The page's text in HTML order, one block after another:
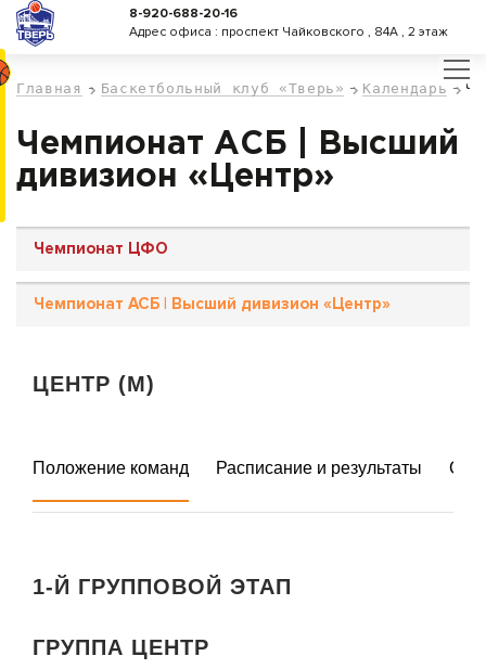
8-920-688-20-16
Адрес офиса : проспект Чайковского , 84А , 2 этаж
Главная Баскетбольный клуб «Тверь» Календарь
Чемпионат АСБ | Высший
дивизион «Центр»
Чемпионат ЦФО
Чемпионат АСБ | Высший дивизион «Центр»
ЦЕНТР (М)
Положение команд Расписание и результаты
1-Й ГРУППОВОЙ ЭТАП
ГРУППА ЦЕНТР